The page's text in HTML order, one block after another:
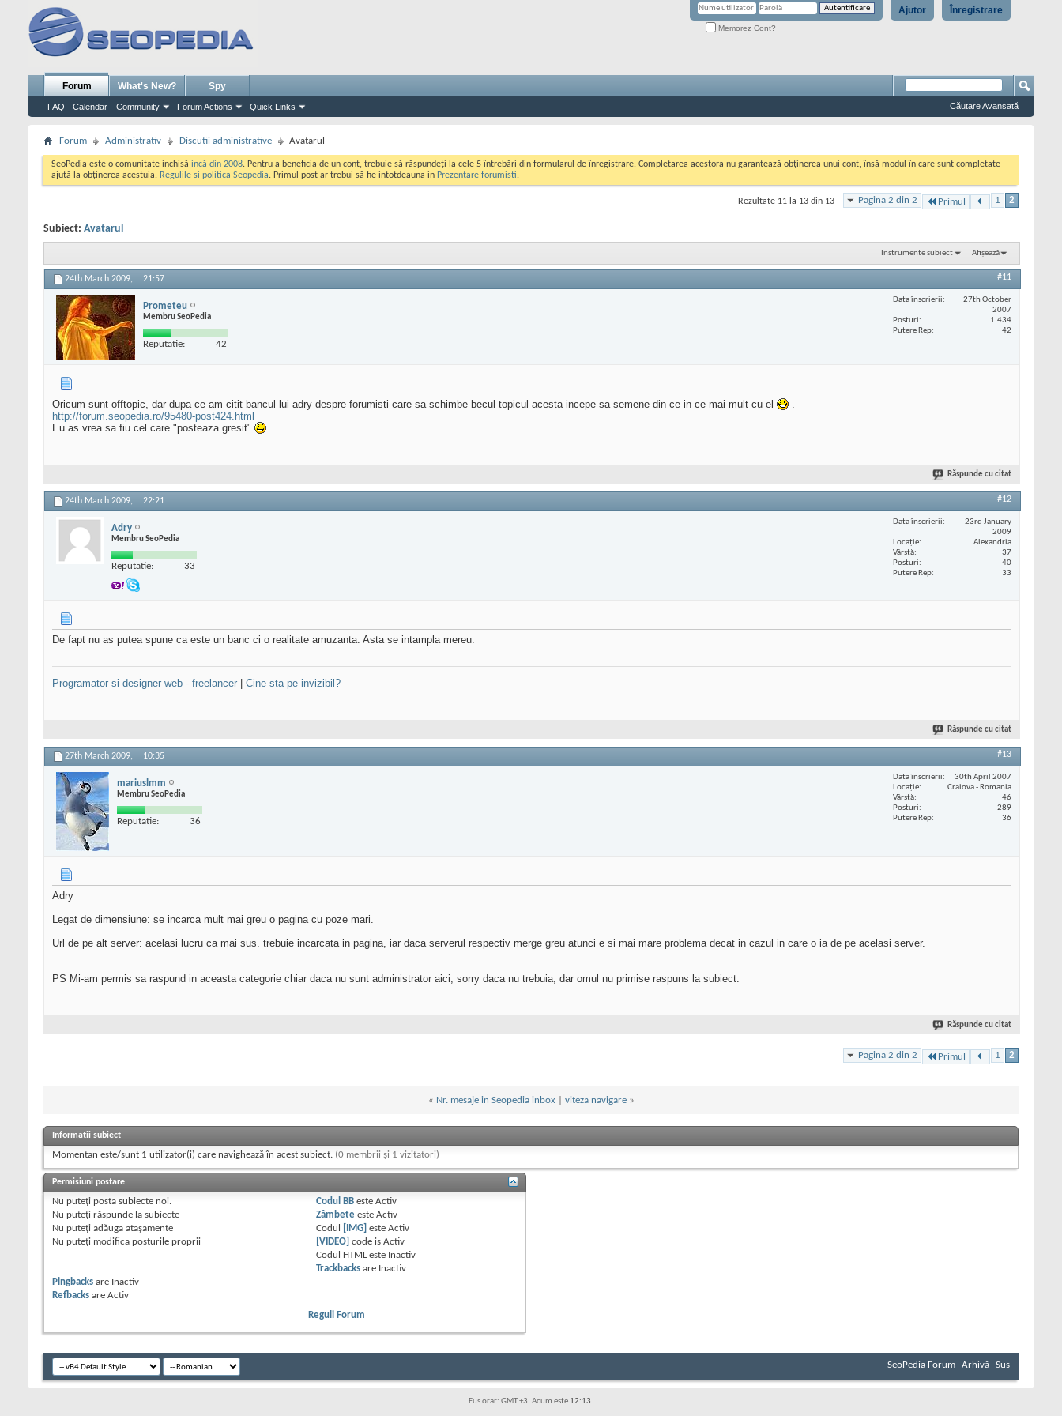
Înregistrare
Ajutor
Memorez Cont?
Forum
FAQ Calendar Community Forum Actions Quick Links
What's New? Spy
Căutare Avansată
Forum Administrativ Discutii administrative Avatarul
SeoPedia este o comunitate inchisă incă din 2008. Pentru a beneficia de un cont, trebuie să răspundeți la cele 5 întrebări din formularul de înregistrare. Completarea acestora nu garantează obținerea unui cont, însă modul în care sunt completate
ajută la obținerea acestuia. Regulile si politica Seopedia. Primul post ar trebui să fie intotdeauna in Prezentare forumisti.
Pagina 2 din 2 Primul 1 2
Rezultate 11 la 13 din 13
Subiect: Avatarul
Instrumente subiect Afișează
24th March 2009, 21:57 #11
Prometeu
Membru SeoPedia
Reputatie: 42
Data înscrierii
27th October
2007
Posturi
1.434
Putere Rep
42
Oricum sunt offtopic, dar dupa ce am citit bancul lui adry despre forumisti care sa schimbe becul topicul acesta incepe sa semene din ce in ce mai mult cu el
.
http://forum.seopedia.ro/95480-post424.html
Eu as vrea sa fiu cel care "posteaza gresit"
Răspunde cu citat
24th March 2009, 22:21 #12
Adry
Membru SeoPedia
Reputatie: 33
Data înscrierii
23rd January
2009
Locaţie
Alexandria
Vârstă
37
Posturi
40
Putere Rep
33
De fapt nu as putea spune ca este un banc ci o realitate amuzanta. Asta se intampla mereu.
Programator si designer web - freelancer Cine sta pe invizibil?
Răspunde cu citat
27th March 2009, 10:35 #13
mariuslmm
Membru SeoPedia
Reputatie: 36
Data înscrierii
30th April 2007
Locaţie
Craiova - Romania
Vârstă
46
Posturi
289
Putere Rep
36
Adry
Legat de dimensiune: se incarca mult mai greu o pagina cu poze mari.
Url de pe alt server: acelasi lucru ca mai sus. trebuie incarcata in pagina, iar daca serverul respectiv merge greu atunci e si mai mare problema decat in cazul in care o ia de pe acelasi server.
PS Mi-am permis sa raspund in aceasta categorie chiar daca nu sunt administrator aici, sorry daca nu trebuia, dar omul nu primise raspuns la subiect.
Răspunde cu citat
Pagina 2 din 2 Primul 1 2
« Nr. mesaje in Seopedia inbox| viteza navigare »
Informații subiect
Momentan este/sunt 1 utilizator(i) care navighează în acest subiect. (0 membrii și 1 vizitatori)
Permisiuni postare
Nu puteţi posta subiecte noi.
Nu puteţi răspunde la subiecte
Nu puteţi adăuga ataşamente
Nu puteţi modifica posturile proprii
Codul BB esteActiv
Zâmbete esteActiv
Codul
[IMG] esteActiv
[VIDEO] code isActiv
Codul HTML este Inactiv
Trackbacks are Inactiv
Pingbacks are Inactiv
Refbacks are Activ
Reguli Forum
SeoPedia Forum Arhivă Sus
Fus orar: GMT +3. Acum este 12:13.